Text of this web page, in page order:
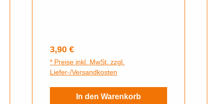
Regulärer Preis:
3,90 €
* Preise inkl. MwSt. zzgl.
Liefer-/Versandkosten
In den Warenkorb